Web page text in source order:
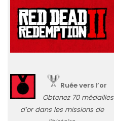
Ruée vers l’or
Obtenez 70 médailles
d’or dans les missions de